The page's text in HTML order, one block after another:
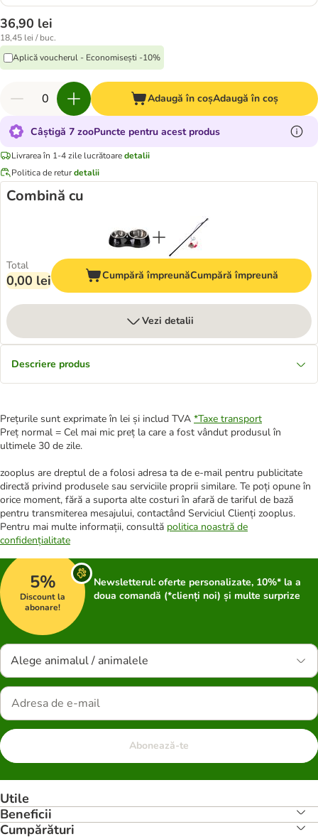
36,90 lei
18,45 lei / buc.
Aplică voucherul - Economisești -10%
Adaugă în coșAdaugă în coș
Câștigă 7 zooPuncte pentru acest produs
Livrarea în 1-4 zile lucrătoaredetalii
Politica de returdetalii
Combină cu
Total
0,00 lei Cumpără împreunăCumpără împreună
Vezi detalii
Descriere produs
Prețurile sunt exprimate în lei și includ TVA *Taxe transport
Preț normal = Cel mai mic preț la care a fost vândut produsul în
ultimele 30 de zile.
zooplus are dreptul de a folosi adresa ta de e-mail pentru publicitate
directă privind produsele sau serviciile proprii similare. Te poți opune în
orice moment, fără a suporta alte costuri în afară de tariful de bază
pentru transmiterea mesajului, contactând Serviciul Clienți zooplus.
Pentru mai multe informații, consultă politica noastră de
confidențialitate
5%
Discount la
abonare!
Newsletterul: oferte personalizate, 10%* la a
doua comandă (*clienți noi) și multe surprize
Alege animalul / animalele
Abonează-te
Utile
Beneficii
Cumpărături